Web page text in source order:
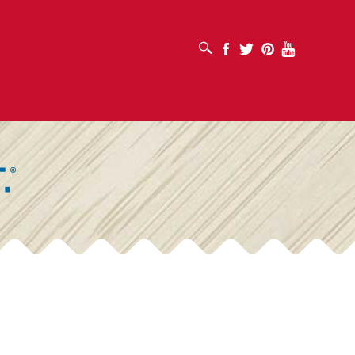
OTVORI OKVIR ZA PRETRAŽIVANJE
Facebook
Twitter PinterestYoutube